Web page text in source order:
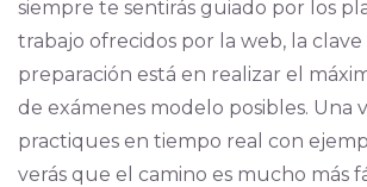
siempre te sentirás guiado por los
trabajo ofrecidos por la web, la clave
preparación está en realizar el
de exámenes modelo posibles. Una
practiques en tiempo real con
verás que el camino es mucho más